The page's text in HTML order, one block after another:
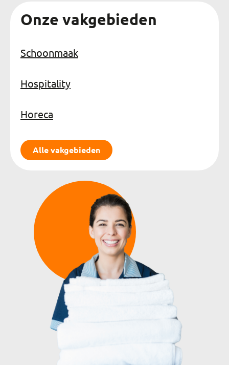
Onze vakgebieden
Schoonmaak
Hospitality
Horeca
Alle vakgebieden